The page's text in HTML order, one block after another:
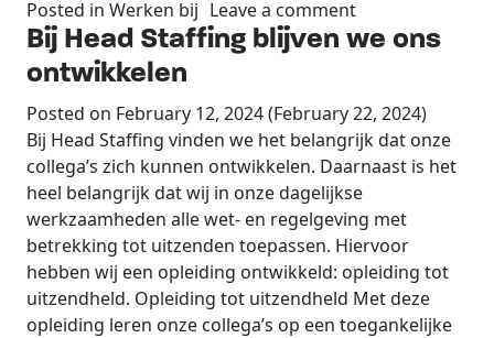
Posted in Werken bij Leave a commenton In 2 weken
Bij Head Staffing blijven we ons
ontwikkelen
Posted on February 12, 2024(February 22, 2024)
Bij Head Staffing vinden we het belangrijk dat onze
collega’s zich kunnen ontwikkelen. Daarnaast is het
heel belangrijk dat wij in onze dagelijkse
werkzaamheden alle wet- en regelgeving met
betrekking tot uitzenden toepassen. Hiervoor
hebben wij een opleiding ontwikkeld: opleiding tot
uitzendheld. Opleiding tot uitzendheld Met deze
opleiding leren onze collega’s op een toegankelijke